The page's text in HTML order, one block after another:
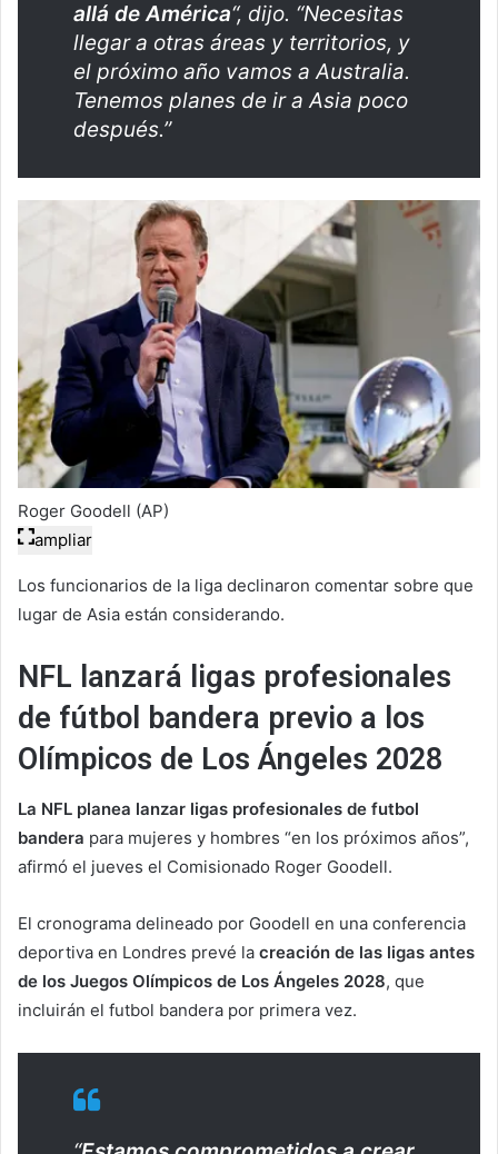
allá de América“, dijo. “Necesitas
llegar a otras áreas y territorios, y
el próximo año vamos a Australia.
Tenemos planes de ir a Asia poco
después.”
Roger Goodell (AP)
ampliar
Los funcionarios de la liga declinaron comentar sobre que
lugar de Asia están considerando.
NFL lanzará ligas profesionales
de fútbol bandera previo a los
Olímpicos de Los Ángeles 2028
La NFL planea lanzar ligas profesionales de futbol
bandera para mujeres y hombres “en los próximos años”,
afirmó el jueves el Comisionado Roger Goodell.
El cronograma delineado por Goodell en una conferencia
deportiva en Londres prevé la creación de las ligas antes
de los Juegos Olímpicos de Los Ángeles 2028, que
incluirán el futbol bandera por primera vez.